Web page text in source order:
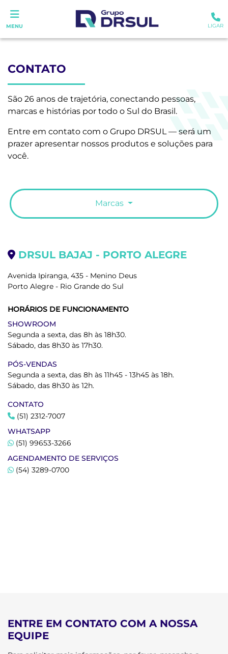
MENU LIGAR
CONTATO
São 26 anos de trajetória, conectando pessoas,
marcas e histórias por todo o Sul do Brasil.
Entre em contato com o Grupo DRSUL — será um
prazer apresentar nossos produtos e soluções para
você.
Marcas
DRSUL BAJAJ - PORTO ALEGRE
Avenida Ipiranga, 435 - Menino Deus
Porto Alegre - Rio Grande do Sul
HORÁRIOS DE FUNCIONAMENTO
SHOWROOM
Segunda a sexta, das 8h às 18h30.
Sábado, das 8h30 às 17h30.
PÓS-VENDAS
Segunda a sexta, das 8h às 11h45 - 13h45 às 18h.
Sábado, das 8h30 às 12h.
CONTATO
(51) 2312-7007
WHATSAPP
(51) 99653-3266
AGENDAMENTO DE SERVIÇOS
(54) 3289-0700
ENTRE EM CONTATO COM A NOSSA
EQUIPE